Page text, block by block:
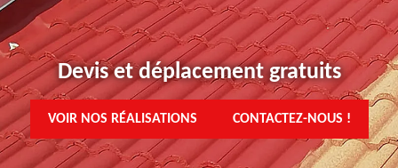
Devis et déplacement gratuits
VOIR NOS RÉALISATIONS CONTACTEZ-NOUS !